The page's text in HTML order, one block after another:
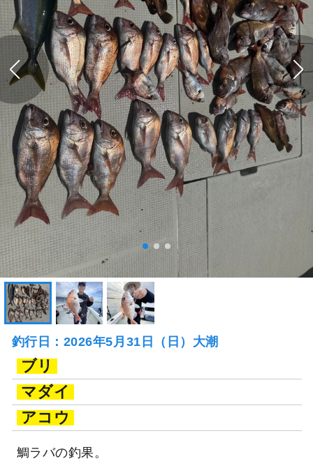
釣行日：2026年5月31日（日）大潮
ブリ
マダイ
アコウ
鯛ラバの釣果。